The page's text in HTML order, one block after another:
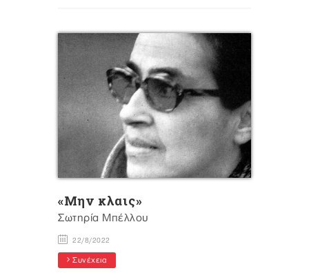
«Μην κλαις»
Σωτηρία Μπέλλου
22/8/2022
Συνέχεια